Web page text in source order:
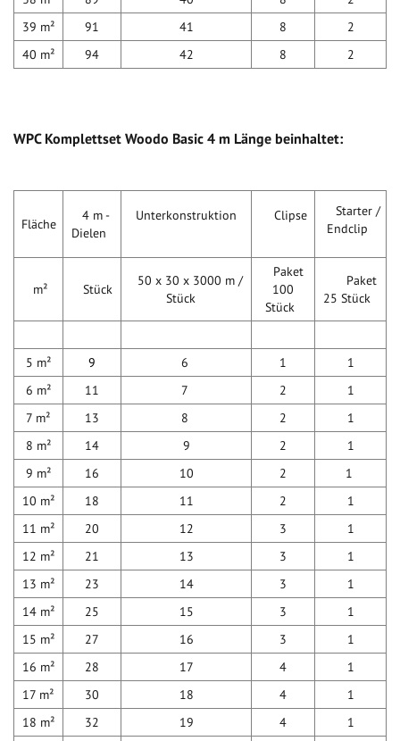
39 m²
91 41 8
2
40 m²
94 42 8 2
WPC Komplettset Woodo Basic 4 m Länge beinhaltet:
Fläche
4 m -
Dielen
Unterkonstruktion Clipse
Starter /
Endclip
m² Stück
50 x 30 x 3000 m /
Stück
Paket
100
Stück
Paket
25 Stück
5 m² 9 6 1
1
6 m²
11 7 2
1
7 m²
13 8 2
1
8 m²
14 9 2
1
9 m²
16 10 2
1
10 m²
18 11 2
1
11 m²
20 12 3
1
12 m²
21 13 3
1
13 m²
23 14 3
1
14 m²
25 15 3
1
15 m²
27 16 3
1
16 m²
28 17 4
1
17 m²
30 18 4
1
18 m²
32 19 4
1